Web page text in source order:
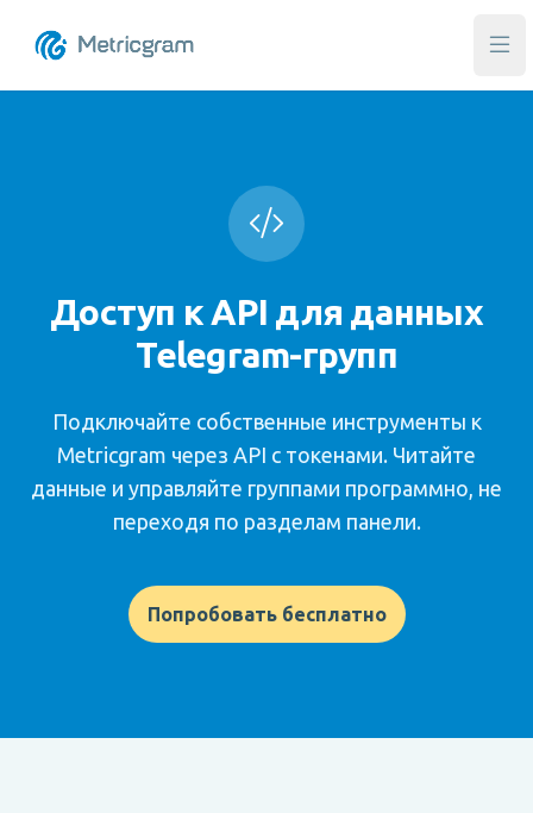
Доступ к API для данных
Telegram-групп
Подключайте собственные инструменты к
Metricgram через API с токенами. Читайте
данные и управляйте группами программно, не
переходя по разделам панели.
Попробовать бесплатно